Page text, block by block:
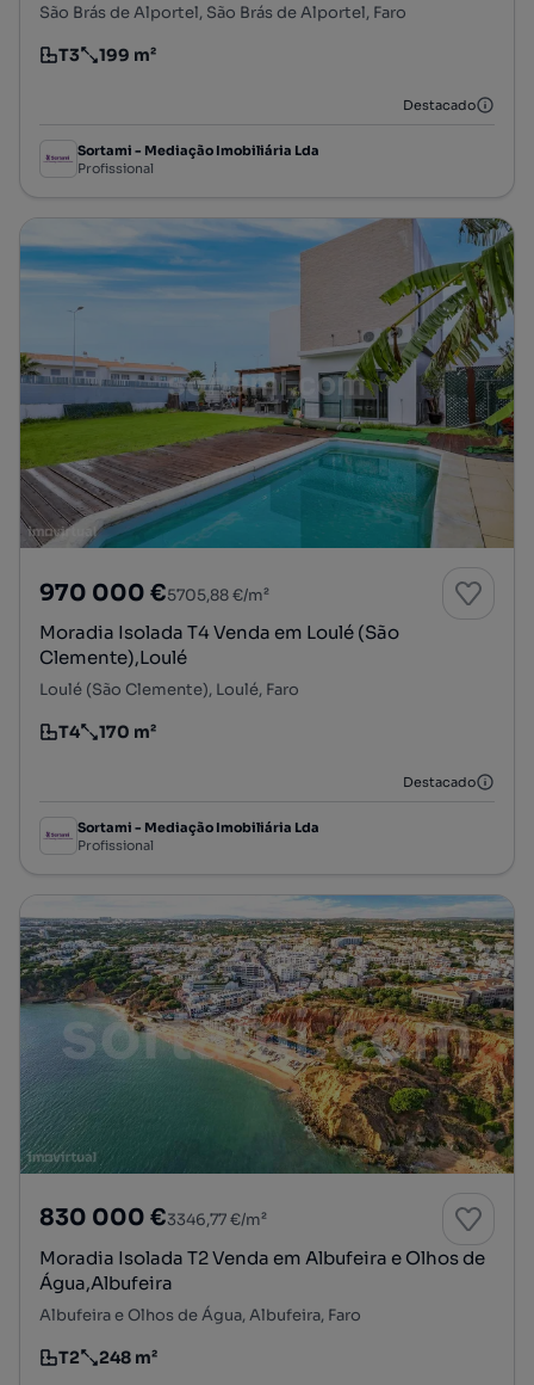
São Brás de Alportel, São Brás de Alportel, Faro
Tipologia
T3
Preço por metro quadrado
199 m²
Destacado
Sortami - Mediação Imobiliária Lda
Profissional
970 000 €5705,88 €/m²
Moradia Isolada T4 Venda em Loulé (São
Clemente),Loulé
Loulé (São Clemente), Loulé, Faro
Tipologia
T4
Preço por metro quadrado
170 m²
Destacado
Sortami - Mediação Imobiliária Lda
Profissional
830 000 €3346,77 €/m²
Moradia Isolada T2 Venda em Albufeira e Olhos de
Água,Albufeira
Albufeira e Olhos de Água, Albufeira, Faro
Tipologia
T2
Preço por metro quadrado
248 m²